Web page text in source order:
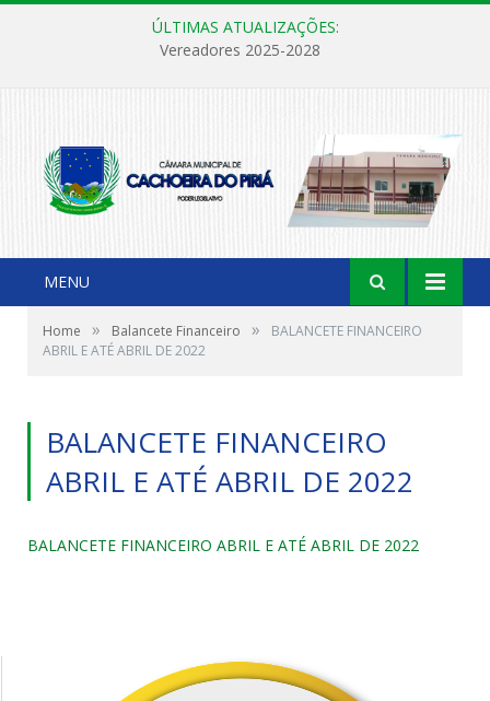
ÚLTIMAS ATUALIZAÇÕES:
Vereadores 2025-2028
MENU
Home » Balancete Financeiro »
BALANCETE FINANCEIRO
ABRIL E ATÉ ABRIL DE 2022
BALANCETE FINANCEIRO
ABRIL E ATÉ ABRIL DE 2022
BALANCETE FINANCEIRO ABRIL E ATÉ ABRIL DE 2022